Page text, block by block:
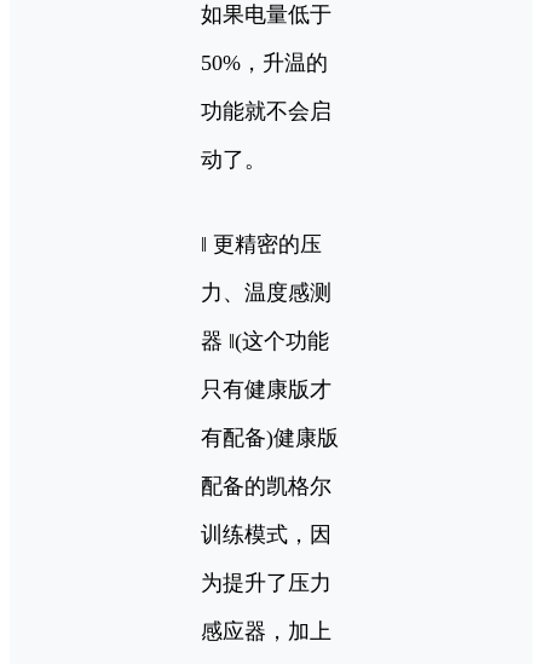
如果电量低于
50%，升温的
功能就不会启
动了。
‖ 更精密的压
力、温度感测
器 ‖(这个功能
只有健康版才
有配备)健康版
配备的凯格尔
训练模式，因
为提升了压力
感应器，加上